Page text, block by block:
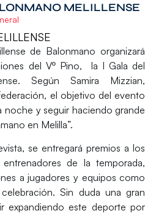
MELILLENSE
de Balonmano organizará
del Vº Pino, la I Gala del
Según Samira Mizzian,
el objetivo del evento
noche y seguir haciendo grande
en Melilla”.
se entregará premios a los
de la temporada,
a jugadores y equipos como
Sin duda una gran
expandiendo este deporte por